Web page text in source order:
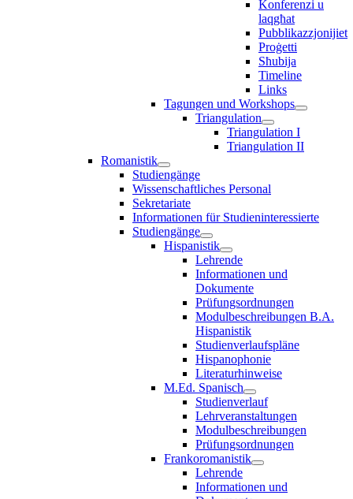
Konferenzi u
laqgħat
Pubblikazzjonijiet
Proġetti
Sħubija
Timeline
Links
Tagungen und Workshops
Triangulation
Triangulation I
Triangulation II
Romanistik
Studiengänge
Wissenschaftliches Personal
Sekretariate
Informationen für Studieninteressierte
Studiengänge
Hispanistik
Lehrende
Informationen und
Dokumente
Prüfungsordnungen
Modulbeschreibungen B.A.
Hispanistik
Studienverlaufspläne
Hispanophonie
Literaturhinweise
M.Ed. Spanisch
Studienverlauf
Lehrveranstaltungen
Modulbeschreibungen
Prüfungsordnungen
Frankoromanistik
Lehrende
Informationen und